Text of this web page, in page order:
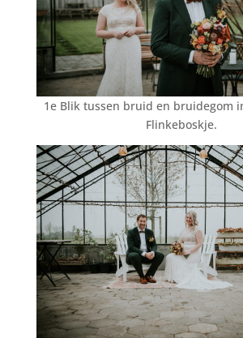
1e Blik tussen bruid en bruidegom
Flinkeboskje.